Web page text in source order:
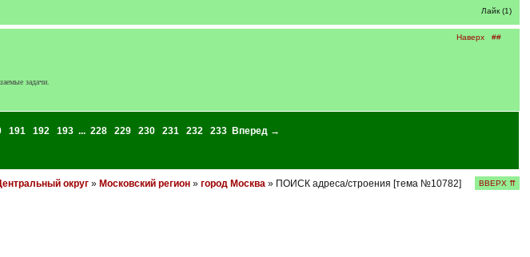
Лайк (1)
Наверх ##
задачи.
191 192 193 ... 228 229 230 231 232 233
Вперед →
округ» Московский регион» город Москва» ПОИСК адреса/строения [тема №10782] ВВЕРХ ⇈